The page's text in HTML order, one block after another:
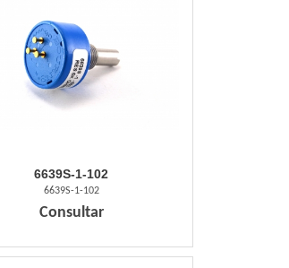
6639S-1-102
6639S-1-102
Consultar